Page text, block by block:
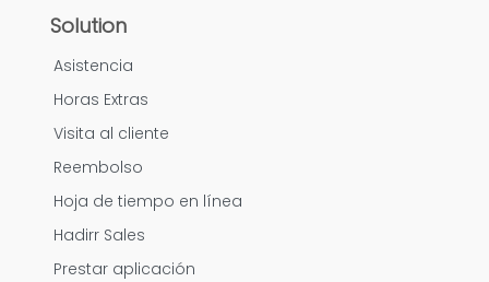
Solution
Asistencia
Horas Extras
Visita al cliente
Reembolso
Hoja de tiempo en línea
Hadirr Sales
Prestar aplicación